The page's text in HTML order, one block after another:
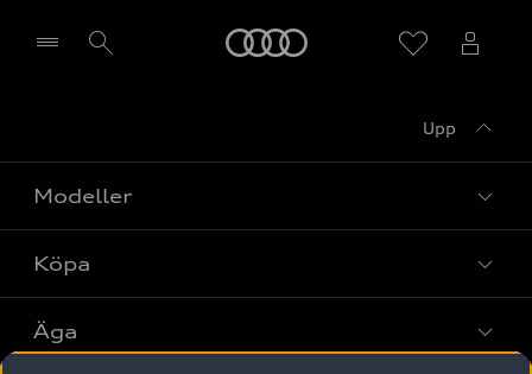
Upp
Modeller
Alla modeller
Elbilar
Köpa
Privaterbjudanden
Äga